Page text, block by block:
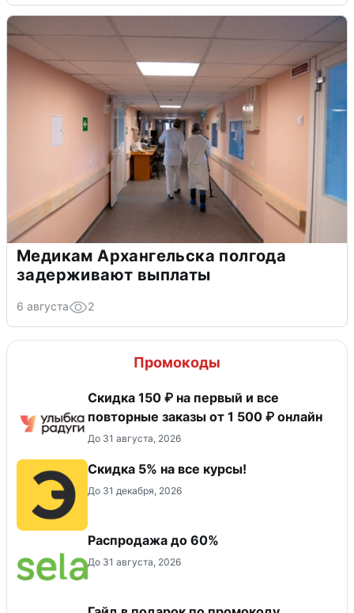
Медикам Архангельска полгода
задерживают выплаты
6 августа 2
Промокоды
Скидка 150 ₽ на первый и все
повторные заказы от 1 500 ₽ онлайн
До 31 августа, 2026
Скидка 5% на все курсы!
До 31 декабря, 2026
Распродажа до 60%
До 31 августа, 2026